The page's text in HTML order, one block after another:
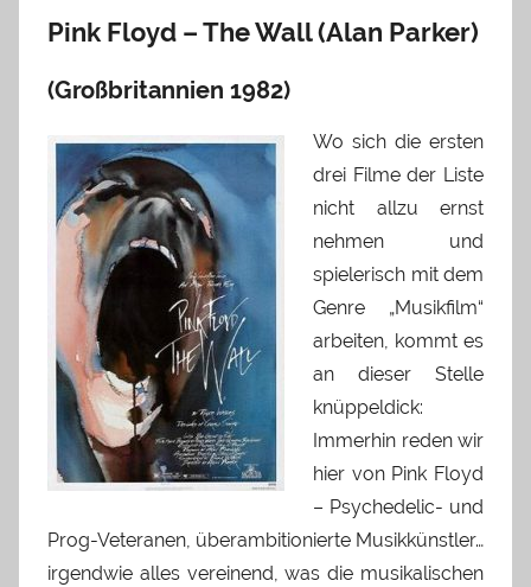
Pink Floyd – The Wall (Alan Parker)
(Großbritannien 1982)
Wo sich die ersten
drei Filme der Liste
nicht allzu ernst
nehmen und
spielerisch mit dem
Genre „Musikfilm“
arbeiten, kommt es
an dieser Stelle
knüppeldick:
Immerhin reden wir
hier von Pink Floyd
– Psychedelic- und
Prog-Veteranen, überambitionierte Musikkünstler…
irgendwie alles vereinend, was die musikalischen